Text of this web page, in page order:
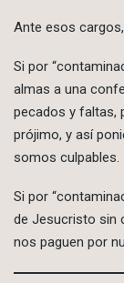
Ante esos
Si por
almas a una
pecados y faltas,
prójimo, y así
somos culpables.
Si por
de Jesucristo sin
nos paguen por